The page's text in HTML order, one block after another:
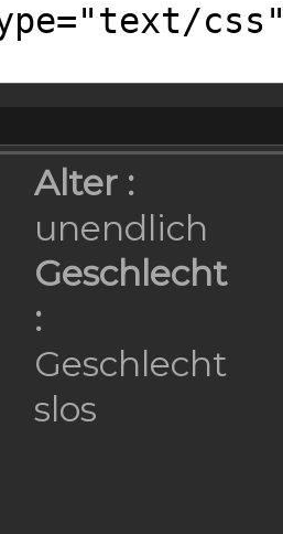
{
{
250px;
opacity:
{
Alter :
unendlich
Geschlecht
:
Geschlecht
slos